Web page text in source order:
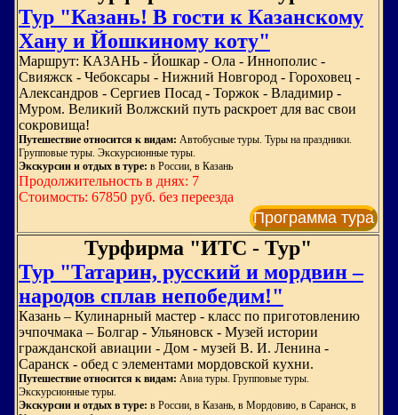
Тур "Казань! В гости к Казанскому
Хану и Йошкиному коту"
Маршрут: КАЗАНЬ - Йошкар - Ола - Иннополис -
Свияжск - Чебоксары - Нижний Новгород - Гороховец -
Александров - Сергиев Посад - Торжок - Владимир -
Муром. Великий Волжский путь раскроет для вас свои
сокровища!
Путешествие относится к видам: Автобусные туры. Туры на праздники.
Групповые туры. Экскурсионные туры.
Экскурсии и отдых в туре: в России, в Казань
Продолжительность в днях: 7
Стоимость: 67850 руб. без переезда
Программа тура
Турфирма "ИТС - Тур"
Тур "Татарин, русский и мордвин –
народов сплав непобедим!"
Казань – Кулинарный мастер - класс по приготовлению
эчпочмака – Болгар - Ульяновск - Музей истории
гражданской авиации - Дом - музей В. И. Ленина -
Саранск - обед с элементами мордовской кухни.
Путешествие относится к видам: Авиа туры. Групповые туры.
Экскурсионные туры.
Экскурсии и отдых в туре: в России, в Казань, в Мордовию, в Саранск, в